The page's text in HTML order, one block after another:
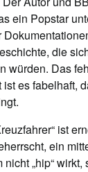
ein Popstar
die
würden. Das
es fabelhaft,
ist
ein
„hip“ wirkt,